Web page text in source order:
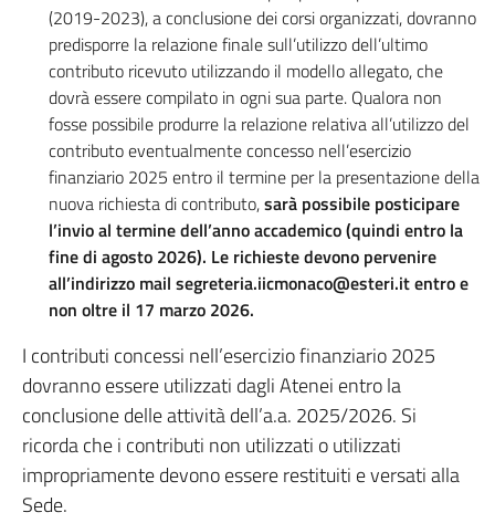
(2019-2023), a conclusione dei corsi organizzati, dovranno
predisporre la relazione finale sull’utilizzo dell’ultimo
contributo ricevuto utilizzando il modello allegato, che
dovrà essere compilato in ogni sua parte. Qualora non
fosse possibile produrre la relazione relativa all’utilizzo del
contributo eventualmente concesso nell’esercizio
finanziario 2025 entro il termine per la presentazione della
nuova richiesta di contributo,sarà possibile posticipare
l’invio al termine dell’anno accademico (quindi entro la
fine di agosto 2026). Le richieste devono pervenire
all’indirizzo mail segreteria.iicmonaco@esteri.it entro e
non oltre il 17 marzo 2026.
I contributi concessi nell’esercizio finanziario 2025
dovranno essere utilizzati dagli Atenei entro la
conclusione delle attività dell’a.a. 2025/2026. Si
ricorda che i contributi non utilizzati o utilizzati
impropriamente devono essere restituiti e versati alla
Sede.